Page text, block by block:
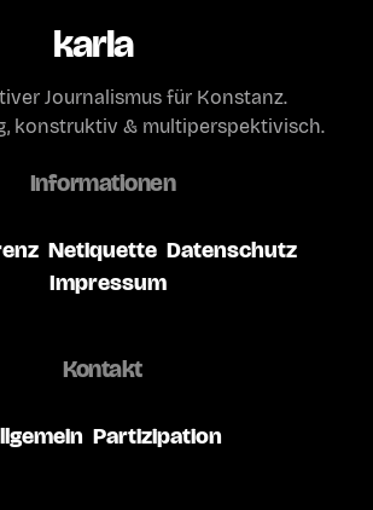
karla
Journalismus für Konstanz.
konstruktiv & multiperspektivisch.
Informationen
Netiquette Datenschutz
Impressum
Kontakt
Partizipation